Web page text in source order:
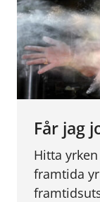
Får jag
Hitta
framtida